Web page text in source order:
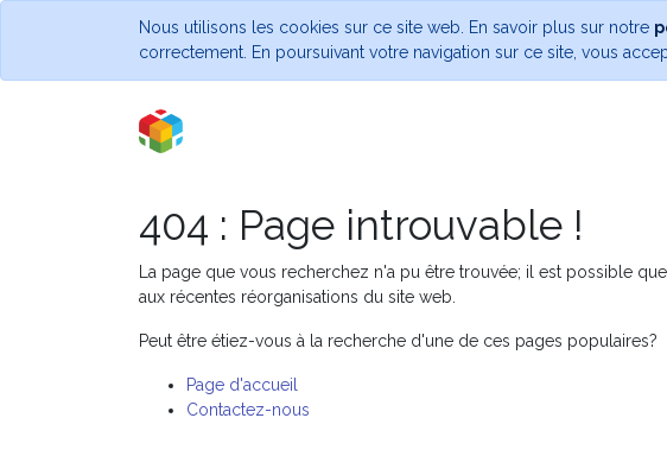
Nous utilisons les cookies sur ce site web. En savoir plus sur notre
correctement. En poursuivant votre navigation sur ce site, vous
404 : Page introuvable !
La page que vous recherchez n'a pu être trouvée; il est possible
aux récentes réorganisations du site web.
Peut être étiez-vous à la recherche d'une de ces pages populaires?
Page d'accueil
Contactez-nous